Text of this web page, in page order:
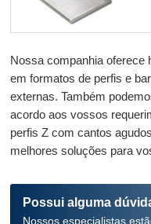
Nossa companhia oferece
em formatos de perfis e
externas. Também
acordo aos vossos
perfis Z com cantos
melhores soluções para
Possui alguma
Nossos especialistas